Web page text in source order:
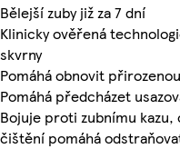
Bělejší zuby již za 7 dní
Klinicky ověřená
skvrny
Pomáhá obnovit
Pomáhá předcházet
Bojuje proti zubnímu
čištění pomáhá